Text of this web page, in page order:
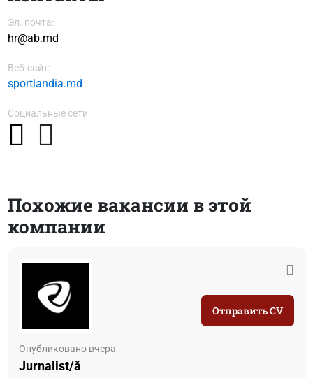
Эл. почта:
hr@ab.md
Веб-сайт:
sportlandia.md
Социальные сети:
Похожие вакансии в этой
компании
Опубликовано вчера
Jurnalist/ă
Отправить CV